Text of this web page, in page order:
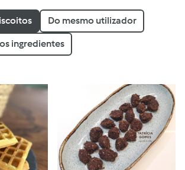
Do mesmo utilizador
ingredientes